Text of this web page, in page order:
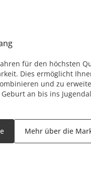
für den höchsten
Dies ermöglicht
und zu
an bis ins
Mehr über die